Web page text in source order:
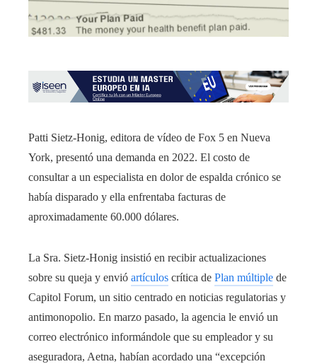
Patti Sietz-Honig, editora de vídeo de Fox 5 en Nueva
York, presentó una demanda en 2022. El costo de
consultar a un especialista en dolor de espalda crónico se
había disparado y ella enfrentaba facturas de
aproximadamente 60.000 dólares.
La Sra. Sietz-Honig insistió en recibir actualizaciones
sobre su queja y envió artículos crítica de Plan múltiple de
Capitol Forum, un sitio centrado en noticias regulatorias y
antimonopolio. En marzo pasado, la agencia le envió un
correo electrónico informándole que su empleador y su
aseguradora, Aetna, habían acordado una “excepción